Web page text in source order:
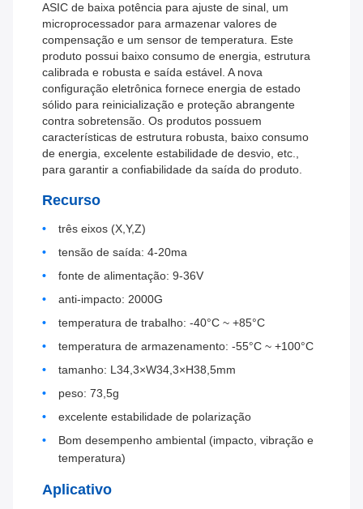
ASIC de baixa potência para ajuste de sinal, um
microprocessador para armazenar valores de
compensação e um sensor de temperatura. Este
produto possui baixo consumo de energia, estrutura
calibrada e robusta e saída estável. A nova
configuração eletrônica fornece energia de estado
sólido para reinicialização e proteção abrangente
contra sobretensão. Os produtos possuem
características de estrutura robusta, baixo consumo
de energia, excelente estabilidade de desvio, etc.,
para garantir a confiabilidade da saída do produto.
Recurso
três eixos (X,Y,Z)
tensão de saída: 4-20ma
fonte de alimentação: 9-36V
anti-impacto: 2000G
temperatura de trabalho: -40°C ~ +85°C
temperatura de armazenamento: -55°C ~ +100°C
tamanho: L34,3×W34,3×H38,5mm
peso: 73,5g
excelente estabilidade de polarização
Bom desempenho ambiental (impacto, vibração e
temperatura)
Aplicativo